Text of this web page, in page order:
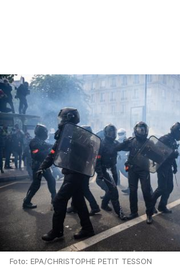
Foto: EPA/CHRISTOPHE PETIT TESSON